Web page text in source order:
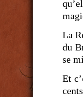
La
du
se
Et